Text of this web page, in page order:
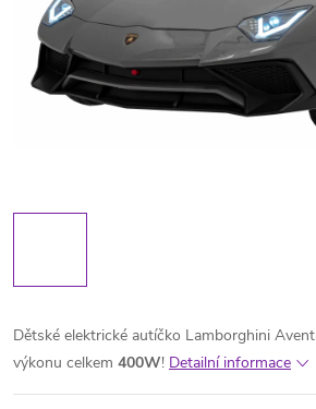
Dětské elektrické autíčko Lamborghini
výkonu celkem 400W! Detailní informace